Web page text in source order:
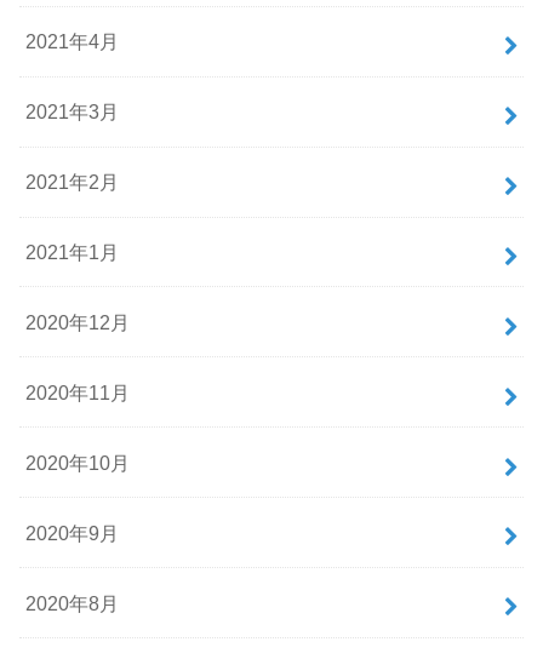
2021年4月
2021年3月
2021年2月
2021年1月
2020年12月
2020年11月
2020年10月
2020年9月
2020年8月